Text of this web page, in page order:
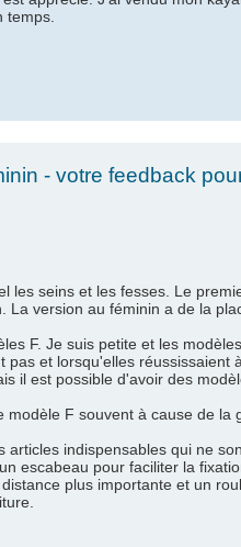
temps.
- votre feedback
les seins et les fesses. Le
La version au féminin a de la
F. Je suis petite et les
et lorsqu'elles réussissaient
il est possible d'avoir des
F souvent à cause de la
indispensables qui ne
escabeau pour faciliter la
plus importante et un